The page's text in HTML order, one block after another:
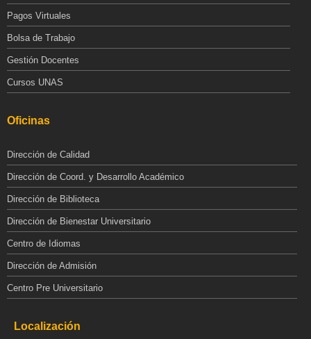
Pagos Virtuales
Bolsa de Trabajo
Gestión Docentes
Cursos UNAS
Oficinas
Dirección de Calidad
Dirección de Coord. y Desarrollo Académico
Dirección de Biblioteca
Dirección de Bienestar Universitario
Centro de Idiomas
Dirección de Admisión
Centro Pre Universitario
Localización